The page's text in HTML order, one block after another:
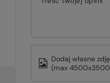
Dodaj własne
(max